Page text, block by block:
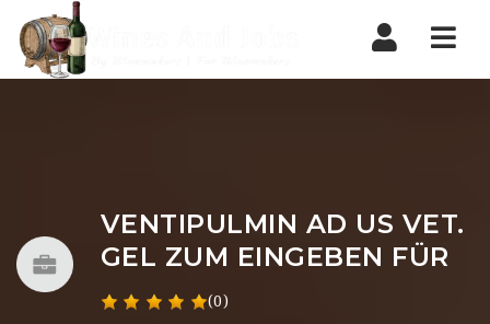
VENTIPULMIN AD US VET.
GEL ZUM EINGEBEN FÜR
(0)